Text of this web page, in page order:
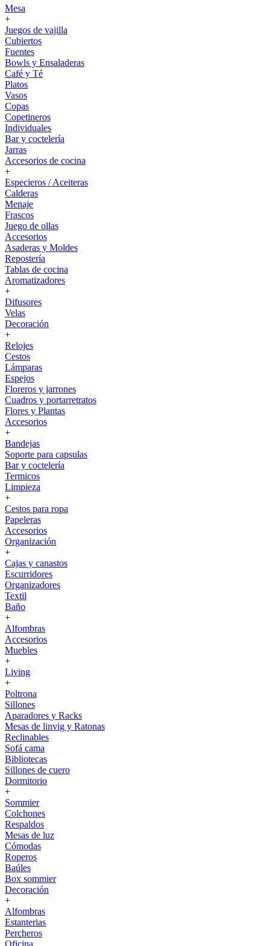
Mesa
+
Juegos de vajilla
Cubiertos
Fuentes
Bowls y Ensaladeras
Café y Té
Platos
Vasos
Copas
Copetineros
Individuales
Bar y coctelería
Jarras
Accesorios de cocina
+
Especieros / Aceiteras
Calderas
Menaje
Frascos
Juego de ollas
Accesorios
Asaderas y Moldes
Repostería
Tablas de cocina
Aromatizadores
+
Difusores
Velas
Decoración
+
Relojes
Cestos
Lámparas
Espejos
Floreros y jarrones
Cuadros y portarretratos
Flores y Plantas
Accesorios
+
Bandejas
Soporte para capsulas
Bar y coctelería
Termicos
Limpieza
+
Cestos para ropa
Papeleras
Accesorios
Organización
+
Cajas y canastos
Escurridores
Organizadores
Textil
Baño
+
Alfombras
Accesorios
Muebles
+
Living
+
Poltrona
Sillones
Aparadores y Racks
Mesas de linvig y Ratonas
Reclinables
Sofá cama
Bibliotecas
Sillones de cuero
Dormitorio
+
Sommier
Colchones
Respaldos
Mesas de luz
Cómodas
Roperos
Baúles
Box sommier
Decoración
+
Alfombras
Estanterias
Percheros
Oficina